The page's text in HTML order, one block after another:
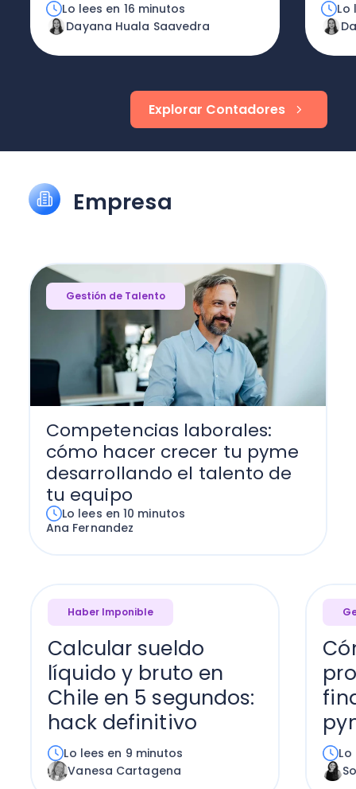
Lo lees en 16 minutos
Dayana Huala Saavedra
Lo
Explorar Contadores
Empresa
Gestión de Talento
Competencias laborales:
cómo hacer crecer tu pyme
desarrollando el talento de
tu equipo
Lo lees en 10 minutos
Ana Fernandez
Haber Imponible
Calcular sueldo
líquido y bruto en
Chile en 5 segundos:
hack definitivo
Lo lees en 9 minutos
Vanesa Cartagena